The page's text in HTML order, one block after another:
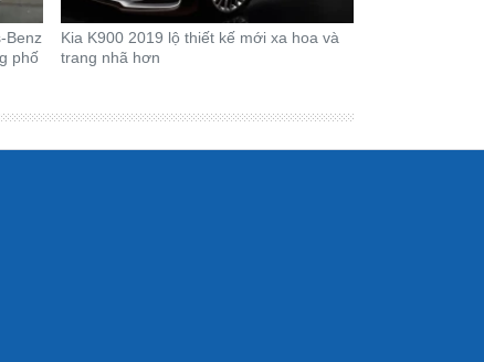
Benz
phố
Kia K900 2019 lộ thiết kế mới xa hoa và
trang nhã hơn